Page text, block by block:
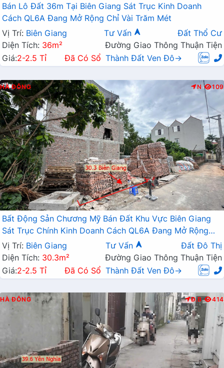
Bán Lô Đất 36m Tại Biên Giang Sát Trục Kinh Doanh
Cách QL6A Đang Mở Rộng Chỉ Vài Trăm Mét
Vị Trí: Biên Giang Tư Vấn
Đất Thổ Cư
Diện Tích: 36m²
Đường Giao Thông Thuận Tiện
Giá:2-2.5 Tỉ Đã Có Sổ Thành Đất Ven Đô→
HÀ ĐÔNG N 109
Bất Động Sản Chương Mỹ Bán Đất Khu Vực Biên Giang
Sát Trục Chính Kinh Doanh Cách QL6A Đang Mở Rộng
Chỉ Vài Trăm Mét
Vị Trí: Biên Giang Tư Vấn
Đất Đô Thị
Diện Tích: 30.3m²
Đường Giao Thông Thuận Tiện
Giá:2-2.5 Tỉ Đã Có Sổ Thành Đất Ven Đô→
HÀ ĐÔNG Đ.B 414